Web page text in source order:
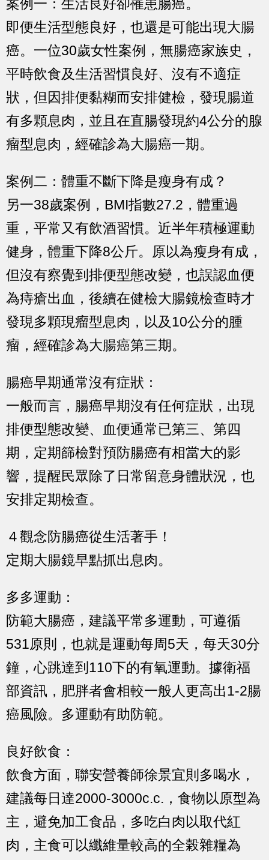
案例一：生活良好卻罹患腸癌。
即便生活型態良好，也還是可能出現大腸
癌。一位30歲女性案例，無腸癌家族史，
平時飲食及生活習慣良好、沒有不適症
狀，但因排便黏糊而安排健檢，發現腸道
有多顆息肉，並且在直腸發現約4公分的腺
瘤型息肉，經確診為大腸癌一期。
案例二：體重不斷下降是瘦身有成？
另一38歲案例，BMI指數27.2，體重過
重，平常又有飲酒習慣。近半年積極運動
健身，體重下降8公斤。原以為瘦身有成，
但沒有察覺到排便型態改變，也誤認血便
為痔瘡出血，後續在健檢大腸鏡檢查時才
發現多顆現瘤型息肉，以及10公分的腫
瘤，經確診為大腸癌第三期。
腸癌早期通常沒有症狀：
一般而言，腸癌早期沒有任何症狀，出現
排便型態改變、血便通常已第三、第四
期，定期篩檢對預防腸癌有相當大的影
響，提醒民眾除了日常留意身體狀況，也
安排定期檢查。
４觀念防腸癌從生活著手！
定期大腸鏡早點抓出息肉。
多多運動：
防範大腸癌，建議平常多運動，可遵循
531原則，也就是運動每周5天，每天30分
鐘，心跳達到110下的有氧運動。據衛福
部資訊，肥胖者會相較一般人更高出1-2腸
癌風險。多運動有助防範。
良好飲食：
飲食方面，聯安營養師徐景宜則多喝水，
建議每日達2000-3000c.c.，食物以原型為
主，避免加工食品，多吃白肉以取代紅
肉，主食可以纖維量較高的全榖雜糧為